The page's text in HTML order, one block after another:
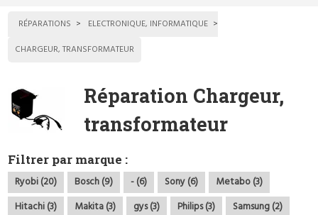
RÉPARATIONS
ELECTRONIQUE, INFORMATIQUE
CHARGEUR, TRANSFORMATEUR
Réparation Chargeur,
transformateur
Filtrer par marque :
Ryobi (20) Bosch (9) - (6) Sony (6)
Metabo (3)
Hitachi (3)
Makita (3) gys (3) Philips (3)
Samsung (2)